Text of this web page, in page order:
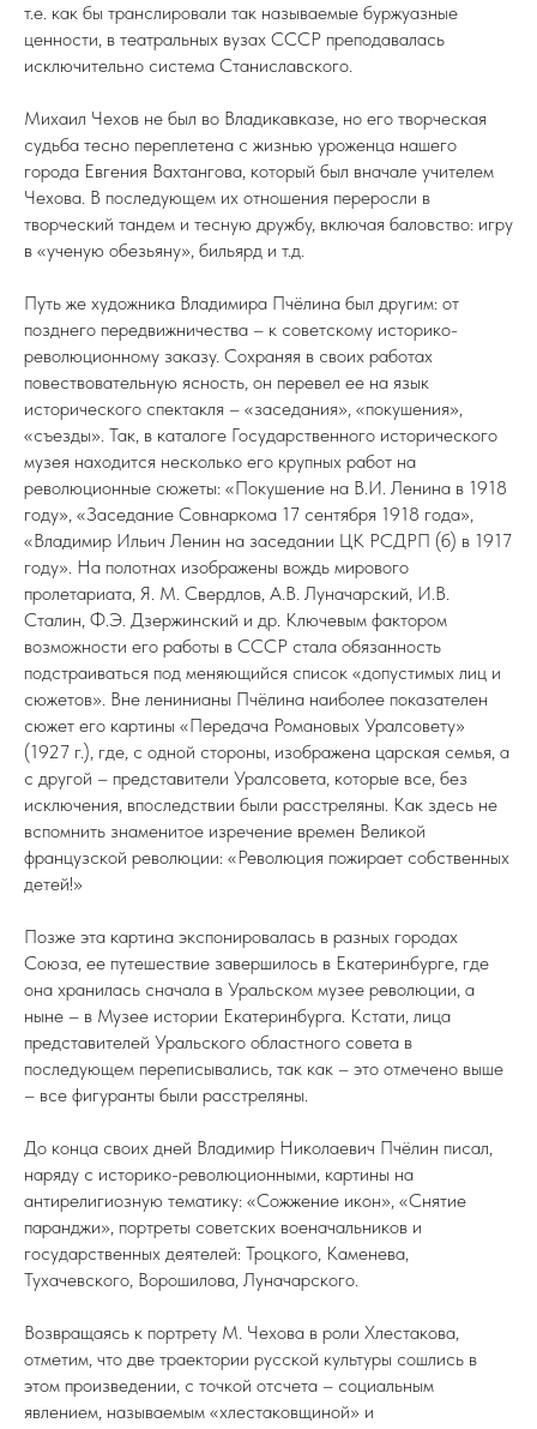
т.е. как бы транслировали так называемые буржуазные
ценности, в театральных вузах СССР преподавалась
исключительно система Станиславского.
Михаил Чехов не был во Владикавказе, но его творческая
судьба тесно переплетена с жизнью уроженца нашего
города Евгения Вахтангова, который был вначале учителем
Чехова. В последующем их отношения переросли в
творческий тандем и тесную дружбу, включая баловство: игру
в «ученую обезьяну», бильярд и т.д.
Путь же художника Владимира Пчёлина был другим: от
позднего передвижничества – к советскому историко-
революционному заказу. Сохраняя в своих работах
повествовательную ясность, он перевел ее на язык
исторического спектакля – «заседания», «покушения»,
«съезды». Так, в каталоге Государственного исторического
музея находится несколько его крупных работ на
революционные сюжеты: «Покушение на В.И. Ленина в 1918
году», «Заседание Совнаркома 17 сентября 1918 года»,
«Владимир Ильич Ленин на заседании ЦК РСДРП (б) в 1917
году». На полотнах изображены вождь мирового
пролетариата, Я. М. Свердлов, А.В. Луначарский, И.В.
Сталин, Ф.Э. Дзержинский и др. Ключевым фактором
возможности его работы в СССР стала обязанность
подстраиваться под меняющийся список «допустимых лиц и
сюжетов». Вне ленинианы Пчёлина наиболее показателен
сюжет его картины «Передача Романовых Уралсовету»
(1927 г.), где, с одной стороны, изображена царская семья, а
с другой – представители Уралсовета, которые все, без
исключения, впоследствии были расстреляны. Как здесь не
вспомнить знаменитое изречение времен Великой
французской революции: «Революция пожирает собственных
детей!»
Позже эта картина экспонировалась в разных городах
Союза, ее путешествие завершилось в Екатеринбурге, где
она хранилась сначала в Уральском музее революции, а
ныне – в Музее истории Екатеринбурга. Кстати, лица
представителей Уральского областного совета в
последующем переписывались, так как – это отмечено выше
– все фигуранты были расстреляны.
До конца своих дней Владимир Николаевич Пчёлин писал,
наряду с историко-революционными, картины на
антирелигиозную тематику: «Сожжение икон», «Снятие
паранджи», портреты советских военачальников и
государственных деятелей: Троцкого, Каменева,
Тухачевского, Ворошилова, Луначарского.
Возвращаясь к портрету М. Чехова в роли Хлестакова,
отметим, что две траектории русской культуры сошлись в
этом произведении, с точкой отсчета – социальным
явлением, называемым «хлестаковщиной» и